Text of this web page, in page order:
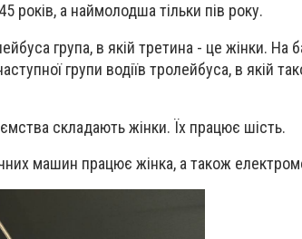
років, а наймолодша тільки пів року.
група, в якій третина - це жінки. На
групи водіїв тролейбуса, в якій
складають жінки. Їх працює шість.
машин працює жінка, а також